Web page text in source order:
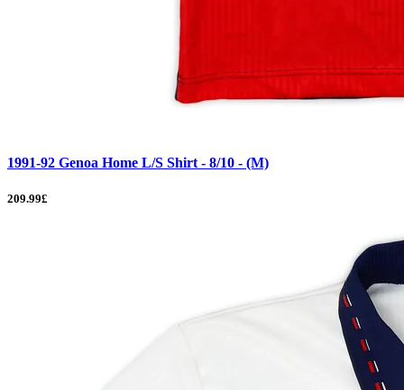
1991-92 Genoa Home L/S Shirt - 8/10 - (M)
209.99£